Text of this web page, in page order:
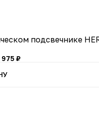
подсвечнике
975 ₽